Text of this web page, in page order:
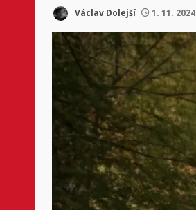
Václav Dolejší 1. 11. 2024